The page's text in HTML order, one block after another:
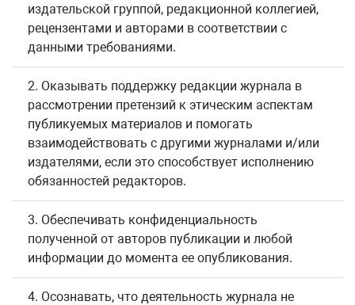
издательской группой, редакционной коллегией,
рецензентами и авторами в соответствии с
данными требованиями.
2. Оказывать поддержку редакции журнала в
рассмотрении претензий к этическим аспектам
публикуемых материалов и помогать
взаимодействовать с другими журналами и/или
издателями, если это способствует исполнению
обязанностей редакторов.
3. Обеспечивать конфиденциальность
полученной от авторов публикации и любой
информации до момента ее опубликования.
4. Осознавать, что деятельность журнала не